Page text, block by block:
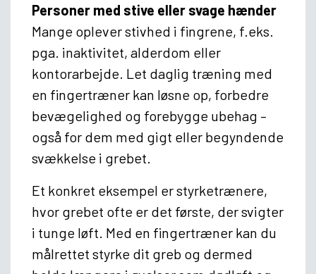
Personer med stive eller svage hænder
Mange oplever stivhed i fingrene, f.eks.
pga. inaktivitet, alderdom eller
kontorarbejde. Let daglig træning med
en fingertræner kan løsne op, forbedre
bevægelighed og forebygge ubehag –
også for dem med gigt eller begyndende
svækkelse i grebet.
Et konkret eksempel er styrketrænere,
hvor grebet ofte er det første, der svigter
i tunge løft. Med en fingertræner kan du
målrettet styrke dit greb og dermed